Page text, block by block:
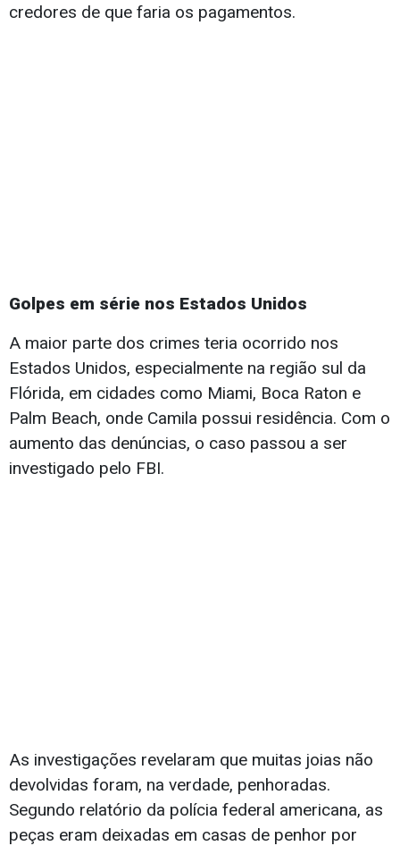
credores de que faria os pagamentos.
Golpes em série nos Estados Unidos
A maior parte dos crimes teria ocorrido nos
Estados Unidos, especialmente na região sul da
Flórida, em cidades como Miami, Boca Raton e
Palm Beach, onde Camila possui residência. Com o
aumento das denúncias, o caso passou a ser
investigado pelo FBI.
As investigações revelaram que muitas joias não
devolvidas foram, na verdade, penhoradas.
Segundo relatório da polícia federal americana, as
peças eram deixadas em casas de penhor por